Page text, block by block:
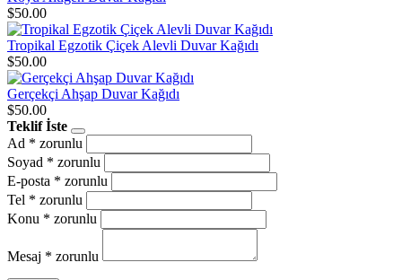
$50.00
Tropikal Egzotik Çiçek Alevli Duvar Kağıdı
$50.00
Gerçekçi Ahşap Duvar Kağıdı
$50.00
Teklif İste
Ad * zorunlu
Soyad * zorunlu
E-posta * zorunlu
Tel * zorunlu
Konu * zorunlu
Mesaj * zorunlu